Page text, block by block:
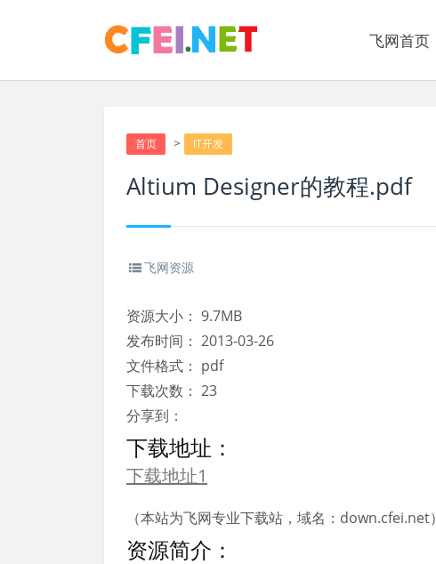
飞网首页
首页 > IT开发
Altium Designer的教程.pdf
飞网资源
资源大小： 9.7MB
发布时间： 2013-03-26
文件格式： pdf
下载次数： 23
分享到：
下载地址：
下载地址1
（本站为飞网专业下载站，域名：down.cfei.net）
资源简介：